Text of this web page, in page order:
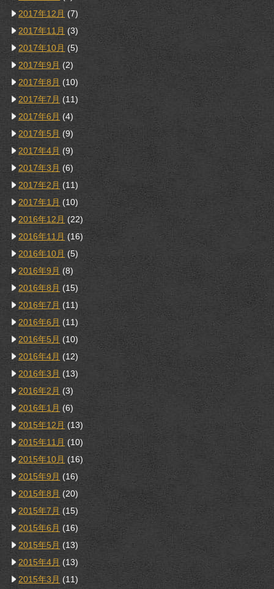
2017年12月 (7)
2017年11月 (3)
2017年10月 (5)
2017年9月 (2)
2017年8月 (10)
2017年7月 (11)
2017年6月 (4)
2017年5月 (9)
2017年4月 (9)
2017年3月 (6)
2017年2月 (11)
2017年1月 (10)
2016年12月 (22)
2016年11月 (16)
2016年10月 (5)
2016年9月 (8)
2016年8月 (15)
2016年7月 (11)
2016年6月 (11)
2016年5月 (10)
2016年4月 (12)
2016年3月 (13)
2016年2月 (3)
2016年1月 (6)
2015年12月 (13)
2015年11月 (10)
2015年10月 (16)
2015年9月 (16)
2015年8月 (20)
2015年7月 (15)
2015年6月 (16)
2015年5月 (13)
2015年4月 (13)
2015年3月 (11)